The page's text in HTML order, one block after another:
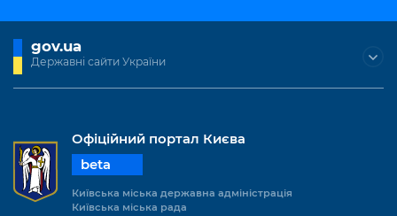
gov.ua
Державні сайти України
Офіційний портал Києва
beta
Київська міська державна адміністрація
Київська міська рада